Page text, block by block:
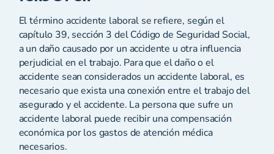
El término accidente laboral se refiere, según el
capítulo 39, sección 3 del Código de Seguridad Social,
a un daño causado por un accidente u otra influencia
perjudicial en el trabajo. Para que el daño o el
accidente sean considerados un accidente laboral, es
necesario que exista una conexión entre el trabajo del
asegurado y el accidente. La persona que sufre un
accidente laboral puede recibir una compensación
económica por los gastos de atención médica
necesarios.